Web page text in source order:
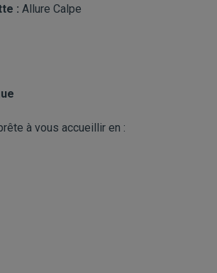
: Allure Calpe
à vous accueillir en :